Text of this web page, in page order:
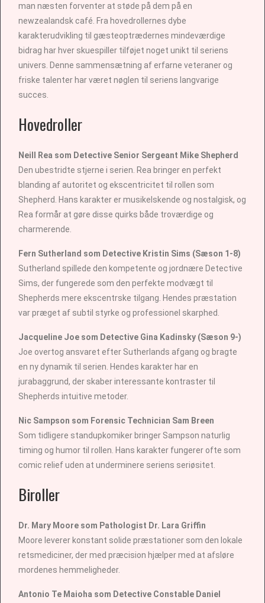
man næsten forventer at støde på dem på en
newzealandsk café. Fra hovedrollernes dybe
karakterudvikling til gæsteoptrædernes mindeværdige
bidrag har hver skuespiller tilføjet noget unikt til seriens
univers. Denne sammensætning af erfarne veteraner og
friske talenter har været nøglen til seriens langvarige
succes.
Hovedroller
Neill Rea som Detective Senior Sergeant Mike Shepherd
Den ubestridte stjerne i serien. Rea bringer en perfekt
blanding af autoritet og ekscentricitet til rollen som
Shepherd. Hans karakter er musikelskende og nostalgisk, og
Rea formår at gøre disse quirks både troværdige og
charmerende.
Fern Sutherland som Detective Kristin Sims (Sæson 1-8)
Sutherland spillede den kompetente og jordnære Detective
Sims, der fungerede som den perfekte modvægt til
Shepherds mere ekscentrske tilgang. Hendes præstation
var præget af subtil styrke og professionel skarphed.
Jacqueline Joe som Detective Gina Kadinsky (Sæson 9-)
Joe overtog ansvaret efter Sutherlands afgang og bragte
en ny dynamik til serien. Hendes karakter har en
jurabaggrund, der skaber interessante kontraster til
Shepherds intuitive metoder.
Nic Sampson som Forensic Technician Sam Breen
Som tidligere standupkomiker bringer Sampson naturlig
timing og humor til rollen. Hans karakter fungerer ofte som
comic relief uden at underminere seriens seriøsitet.
Biroller
Dr. Mary Moore som Pathologist Dr. Lara Griffin
Moore leverer konstant solide præstationer som den lokale
retsmediciner, der med præcision hjælper med at afsløre
mordenes hemmeligheder.
Antonio Te Maioha som Detective Constable Daniel